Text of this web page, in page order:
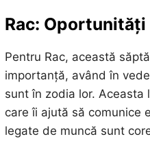
Rac:
Pentru Rac, această
importanță, având în
sunt în zodia lor.
care îi ajută să comunice
legate de muncă sunt